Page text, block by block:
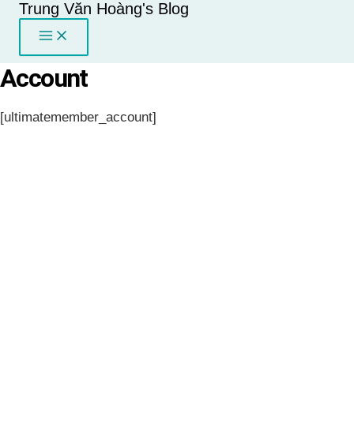
SkipTrung Văn Hoàng's Blog
Account
[ultimatemember_account]